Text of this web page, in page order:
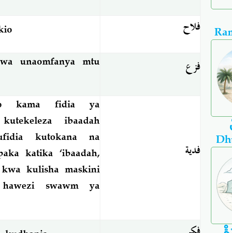
فلاح
unaomfanya mtu
فزع
kama fidia ya
ibaadah
kutokana na
katika ‘ibaadah,
kulisha maskini
swawm ya
فدية